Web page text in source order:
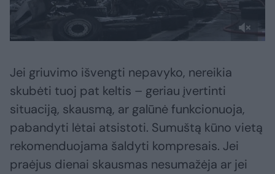
Jei griuvimo išvengti nepavyko, nereikia
skubėti tuoj pat keltis – geriau įvertinti
situaciją, skausmą, ar galūnė funkcionuoja,
pabandyti lėtai atsistoti. Sumuštą kūno vietą
rekomenduojama šaldyti kompresais. Jei
praėjus dienai skausmas nesumažėja ar jei